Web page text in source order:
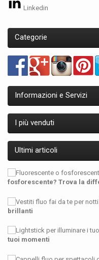
Linkedin
Categorie
Informazioni e Servizi
I più venduti
Ultimi articoli
fosforescente? Trova la
brillanti
tuoi momenti